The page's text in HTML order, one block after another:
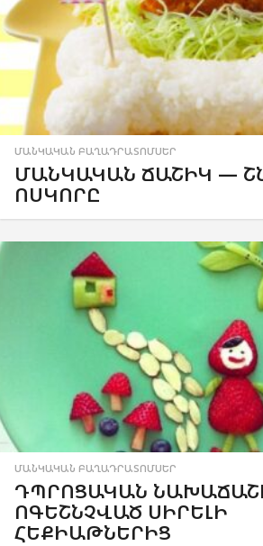
ՄԱՆԿԱԿԱՆ ԲԱՂԱԴՐԱՏՈՄՍԵՐ
ՄԱՆԿԱԿԱՆ ՃԱՇԻԿ —
ՈՍԿՈՐԸ
ՄԱՆԿԱԿԱՆ ԲԱՂԱԴՐԱՏՈՄՍԵՐ
ԴՊՐՈՑԱԿԱՆ
ՈԳԵՇՆՉՎԱԾ ՍԻՐԵԼԻ
ՀԵՔԻԱԹՆԵՐԻՑ